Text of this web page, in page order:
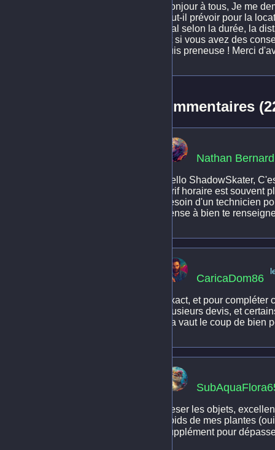
Bonjour à tous, Je me
faut-il prévoir pour la
mal selon la durée, la
Et si vous avez des
suis preneuse ! Merci
Commentaires
Nathan Bernard
Hello ShadowSkater,
tarif horaire est souvent
besoin d'un technicien
pense à bien te
CaricaDom86
Exact, et pour
plusieurs devis, et
Ça vaut le coup de bien
Peser les objets,
poids de mes plantes
supplément pour